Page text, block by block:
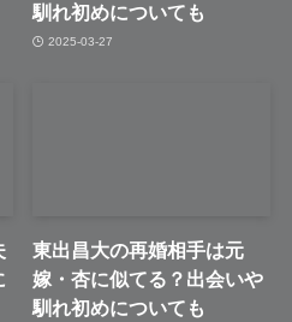
馴れ初めについても
2025-03-27
東出昌大の再婚相手は元
嫁・杏に似てる？出会いや
馴れ初めについても